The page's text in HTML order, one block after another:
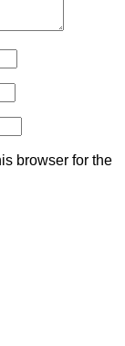
browser for the